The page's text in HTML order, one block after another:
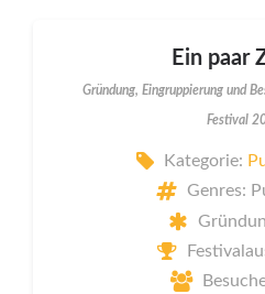
Ein paar
Gründung, Eingruppierung und
Festival
Kategorie:
Genres: